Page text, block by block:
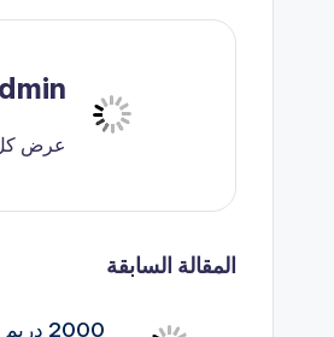
عرض كل
تصفّح
المقالة السابقة